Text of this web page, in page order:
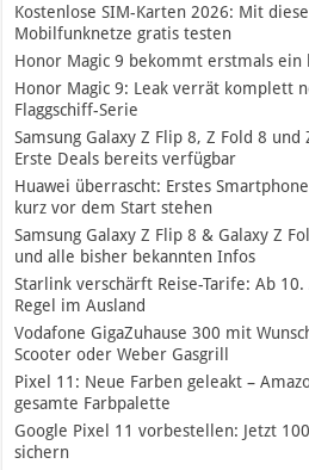
Kostenlose SIM-Karten 2026: Mit
Mobilfunknetze gratis testen
Honor Magic 9 bekommt erstmals ein
Honor Magic 9: Leak verrät komplett
Flaggschiff-Serie
Samsung Galaxy Z Flip 8, Z Fold 8
Erste Deals bereits verfügbar
Huawei überrascht: Erstes
kurz vor dem Start stehen
Samsung Galaxy Z Flip 8 & Galaxy Z
und alle bisher bekannten Infos
Starlink verschärft Reise-Tarife: Ab
Regel im Ausland
Vodafone GigaZuhause 300 mit
Scooter oder Weber Gasgrill
Pixel 11: Neue Farben geleakt –
gesamte Farbpalette
Google Pixel 11 vorbestellen: Jetzt
sichern